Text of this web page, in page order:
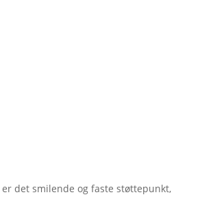
det smilende og faste støttepunkt,